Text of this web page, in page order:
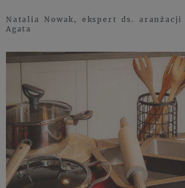
Natalia Nowak, ekspert ds. aranżacji
Agata